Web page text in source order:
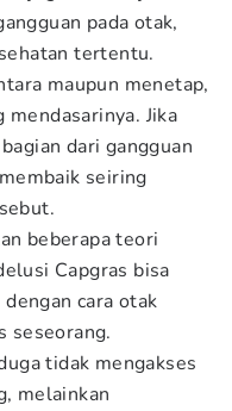
pada otak,
tertentu.
maupun menetap,
Jika
dari gangguan
seiring
beberapa teori
Capgras bisa
cara otak
seseorang.
tidak mengakses
melainkan